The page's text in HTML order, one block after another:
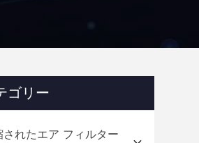
ゴリー
されたエア フィルター